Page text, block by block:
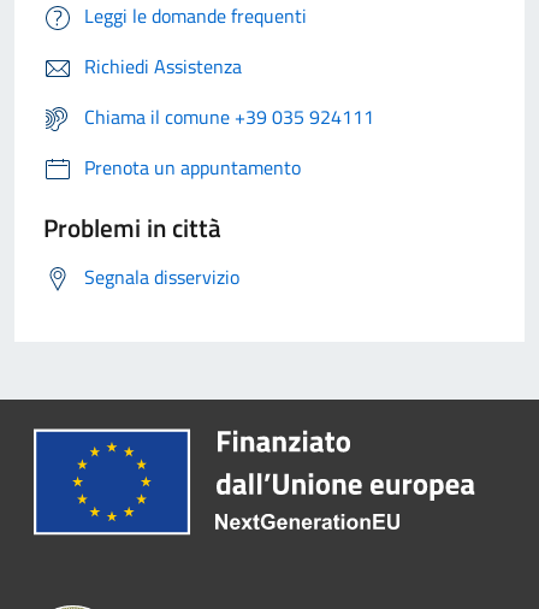
Leggi le domande frequenti
Richiedi Assistenza
Chiama il comune +39 035 924111
Prenota un appuntamento
Problemi in città
Segnala disservizio